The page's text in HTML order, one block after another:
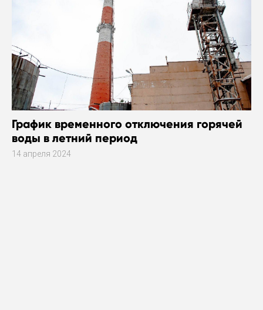
График временного отключения горячей
воды в летний период
14 апреля 2024